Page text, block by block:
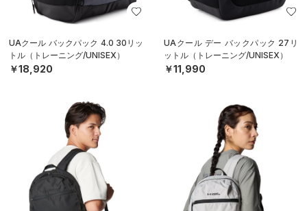
UAクール バックパック 4.0 30リッ
トル（トレーニング/UNISEX）
￥18,920
UAクール デー バックパック 27リ
ットル（トレーニング/UNISEX）
￥11,990